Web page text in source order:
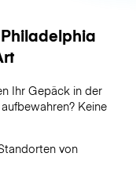
Ihr Gepäck in der
Keine
von